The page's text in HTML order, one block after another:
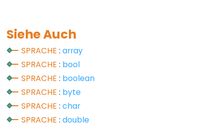
Serial.readBytesUntil()
Serial.readString()
Serial.readStringUntil()
serialEvent()
Serial.setTimeout()
Serial.write()
Siehe Auch
SPRACHE :array
SPRACHE : bool
SPRACHE : boolean
SPRACHE : byte
SPRACHE :char
SPRACHE :double